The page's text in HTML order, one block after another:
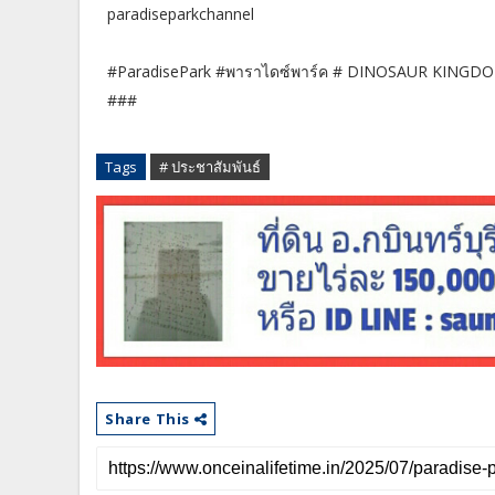
paradiseparkchannel
#ParadisePark #พาราไดซ์พาร์ค # DINOSAUR
###
Tags # ประชาสัมพันธ์
Share This